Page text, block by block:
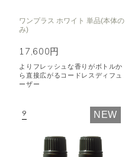
ワンプラス ホワイト 単品(本体の
み)
17,600円
よりフレッシュな香りがボトルか
ら直接広がるコードレスディフュ
ーザー
NEW